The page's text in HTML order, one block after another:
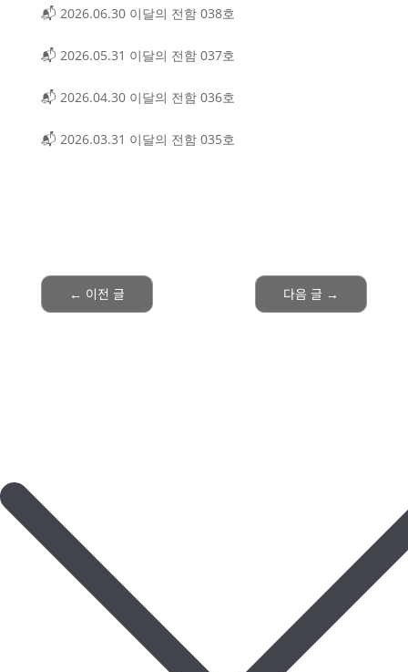
📬 2026.06.30 이달의 전함 038호
📬 2026.05.31 이달의 전함 037호
📬 2026.04.30 이달의 전함 036호
📬 2026.03.31 이달의 전함 035호
← 이전 글 다음 글 →